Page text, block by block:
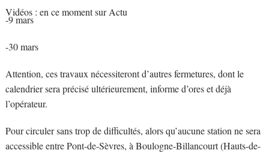
Vidéos : en ce moment sur Actu
-9 mars
-30 mars
Attention, ces travaux nécessiteront d’autres fermetures, dont le
calendrier sera précisé ultérieurement, informe d’ores et déjà
l’opérateur.
Pour circuler sans trop de difficultés, alors qu’aucune station ne sera
accessible entre Pont-de-Sèvres, à Boulogne-Billancourt (Hauts-de-